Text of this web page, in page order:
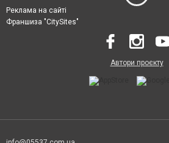
Реклама на сайті
Франшиза "CitySites"
Автори проєкту